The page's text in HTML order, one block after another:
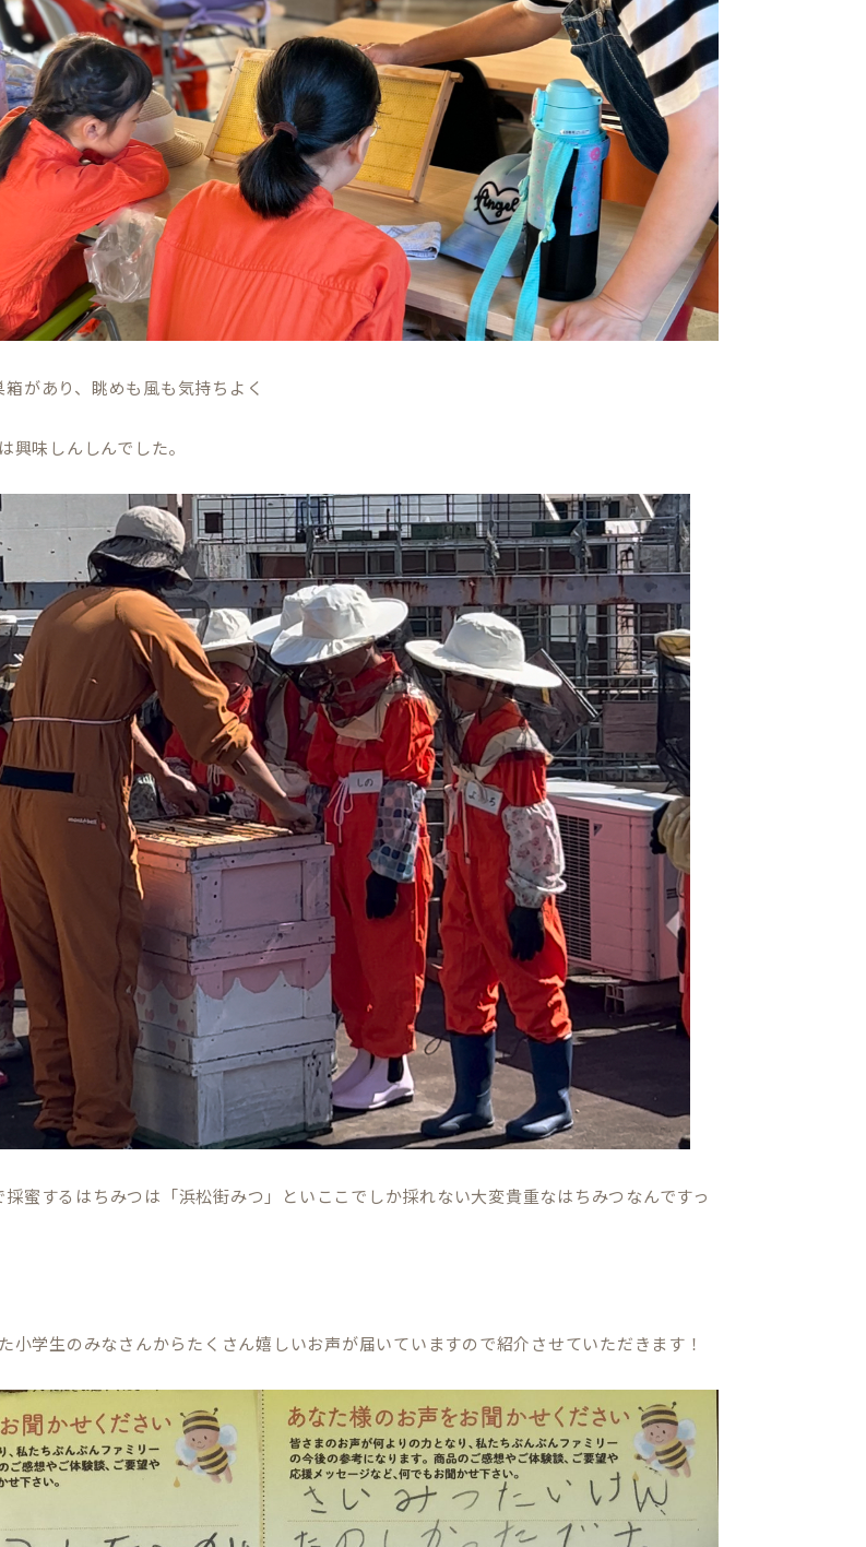
があり、眺めも風も気持ちよく
興味しんしんでした。
採蜜するはちみつは「浜松街みつ」といここでしか採れない大変貴重なはちみつなんですっ
小学生のみなさんからたくさん嬉しいお声が届いていますので紹介させていただきます！